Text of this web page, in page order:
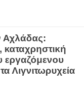
Αχλάδας:
εργαζόμενου
Λιγνιτωρυχεία